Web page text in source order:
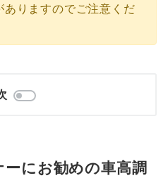
りますのでご注意くだ
にお勧めの車高調